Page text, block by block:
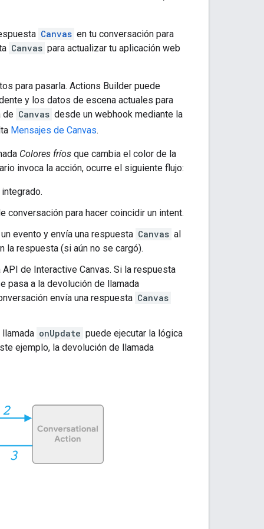
Canvas en tu conversación para
Canvas para actualizar tu aplicación web
para pasarla. Actions Builder puede
y los datos de escena actuales para
de Canvas desde un webhook mediante la
Mensajes de Canvas.
Colores fríos que cambia el color de la
invoca la acción, ocurre el siguiente flujo:
conversación para hacer coincidir un intent.
evento y envía una respuesta Canvas al
la respuesta (si aún no se cargó).
de Interactive Canvas. Si la respuesta
pasa a la devolución de llamada
envía una respuesta Canvas
onUpdate puede ejecutar la lógica
ejemplo, la devolución de llamada